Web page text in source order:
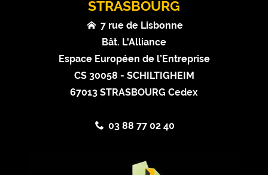
STRASBOURG
7 rue de Lisbonne
Bât. L'Alliance
Espace Européen de l’Entreprise
CS 30058 - SCHILTIGHEIM
67013 STRASBOURG Cedex
03 88 77 02 40